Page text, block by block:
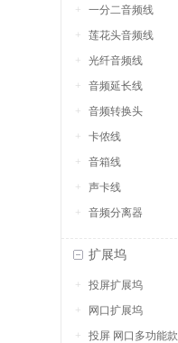
一分二音频线
莲花头音频线
光纤音频线
音频延长线
音频转换头
卡侬线
音箱线
声卡线
音频分离器
扩展坞
投屏扩展坞
网口扩展坞
投屏 网口多功能款